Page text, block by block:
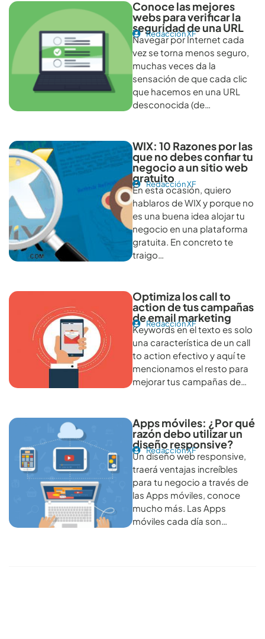
Conoce las mejores
webs para verificar la
seguridad de una URL
Redacción XF
Navegar por Internet cada
vez se torna menos seguro,
muchas veces da la
sensación de que cada clic
que hacemos en una URL
desconocida (de…
WIX: 10 Razones por las
que no debes confiar tu
negocio a un sitio web
gratuito
Redacción XF
En esta ocasión, quiero
hablaros de WIX y porque no
es una buena idea alojar tu
negocio en una plataforma
gratuita. En concreto te
traigo…
Optimiza los call to
action de tus campañas
de email marketing
Redacción XF
Keywords en el texto es solo
una característica de un call
to action efectivo y aquí te
mencionamos el resto para
mejorar tus campañas de…
Apps móviles: ¿Por qué
razón debo utilizar un
diseño responsive?
Redacción XF
Un diseño web responsive,
traerá ventajas increíbles
para tu negocio a través de
las Apps móviles, conoce
mucho más. Las Apps
móviles cada día son…